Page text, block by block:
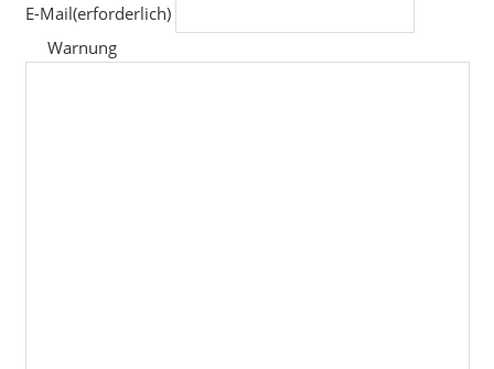
E-Mail(erforderlich)
Warnung